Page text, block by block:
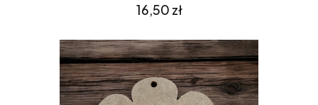
Cena
16,50 zł